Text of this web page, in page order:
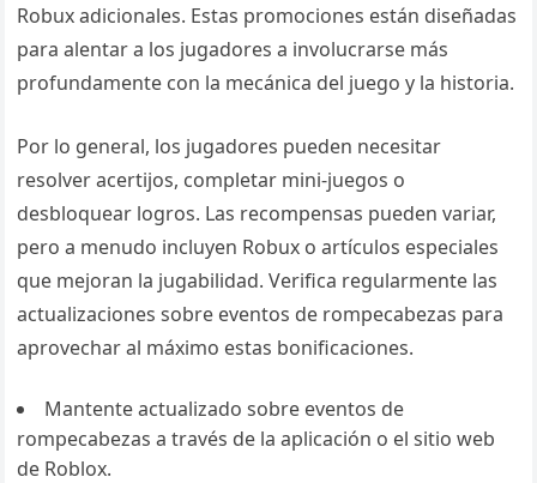
Robux adicionales. Estas promociones están diseñadas
para alentar a los jugadores a involucrarse más
profundamente con la mecánica del juego y la historia.
Por lo general, los jugadores pueden necesitar
resolver acertijos, completar mini-juegos o
desbloquear logros. Las recompensas pueden variar,
pero a menudo incluyen Robux o artículos especiales
que mejoran la jugabilidad. Verifica regularmente las
actualizaciones sobre eventos de rompecabezas para
aprovechar al máximo estas bonificaciones.
Mantente actualizado sobre eventos de
rompecabezas a través de la aplicación o el sitio web
de Roblox.